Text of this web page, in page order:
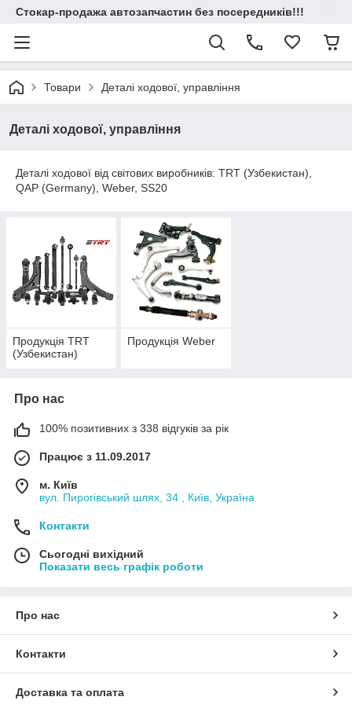
Стокар-продажа автозапчастин без посередників!!!
Товари Деталі ходової, управління
Деталі ходової, управління
Деталі ходової від світових виробників: TRT (Узбекистан),
QAP (Germany), Weber, SS20
Продукція TRT
(Узбекистан)
Продукція Weber
Про нас
100% позитивних з 338 відгуків за рік
Працює з 11.09.2017
м. Київ
вул. Пирогівський шлях, 34 , Київ, Україна
Контакти
Сьогодні вихідний
Показати весь графік роботи
Про нас
Контакти
Доставка та оплата